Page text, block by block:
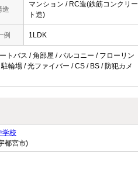
造
マンション / RC造(鉄筋コンクリー
ト造)
例 1LDK
トバス / 角部屋 / バルコニー / フローリン
輪場 / 光ファイバー / CS / BS / 防犯カメ
学校
都宮市)